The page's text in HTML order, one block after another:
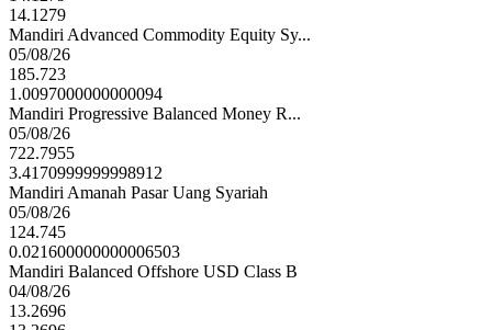
14.1279
Mandiri Advanced Commodity Equity Sy...
05/08/26
185.723
1.0097000000000094
Mandiri Progressive Balanced Money R...
05/08/26
722.7955
3.4170999999998912
Mandiri Amanah Pasar Uang Syariah
05/08/26
124.745
0.021600000000006503
Mandiri Balanced Offshore USD Class B
04/08/26
13.2696